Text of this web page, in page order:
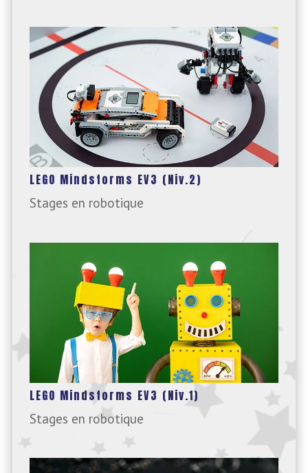
LEGO Mindstorms EV3 (Niv.2)
Stages en robotique
LEGO Mindstorms EV3 (Niv.1)
Stages en robotique